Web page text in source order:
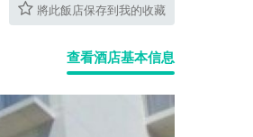
將此飯店保存到我的收藏
查看酒店基本信息